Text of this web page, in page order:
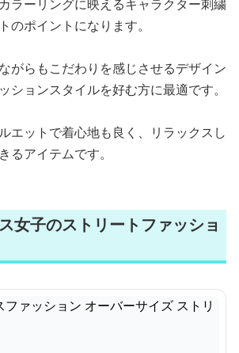
ラーリングに映えるキャラクター刺繍
のポイントになります。
がらもこだわりを感じさせるデザイン
ションスタイルを好む方に最適です。
エットで着心地も良く、リラックスし
るアイテムです。
女子のストリートファッショ